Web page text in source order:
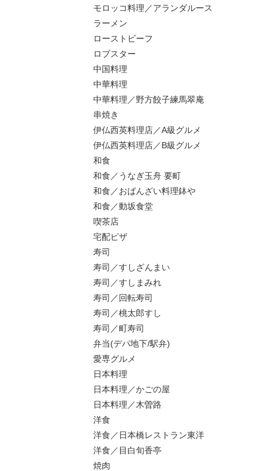
モロッコ料理／アランダルース
ラーメン
ローストビーフ
ロブスター
中国料理
中華料理
中華料理／野方餃子練馬翠庵
串焼き
伊仏西英料理店／A級グルメ
伊仏西英料理店／B級グルメ
和食
和食／うなぎ玉舟 要町
和食／おばんざい料理鉢や
和食／動坂食堂
喫茶店
宅配ピザ
寿司
寿司／すしざんまい
寿司／すしまみれ
寿司／回転寿司
寿司／桃太郎すし
寿司／町寿司
弁当(デパ地下/駅弁)
愛専グルメ
日本料理
日本料理／かごの屋
日本料理／木曽路
洋食
洋食／日本橋レストラン東洋
洋食／目白旬香亭
焼肉